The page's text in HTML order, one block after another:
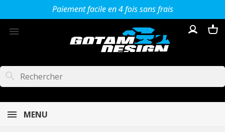
Paiement facile en 4 fois sans frais

search
MENU